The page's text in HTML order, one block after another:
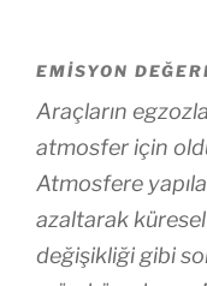
EMISYON
Araçların
atmosfer için
Atmosfere
azaltarak küresel
değişikliği gibi